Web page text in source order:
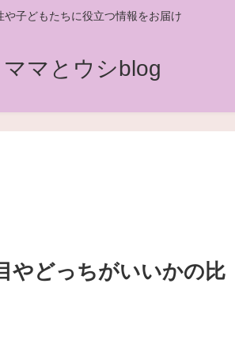
や子どもたちに役立つ情報をお届け
ママとウシblog
やどっちがいいかの比